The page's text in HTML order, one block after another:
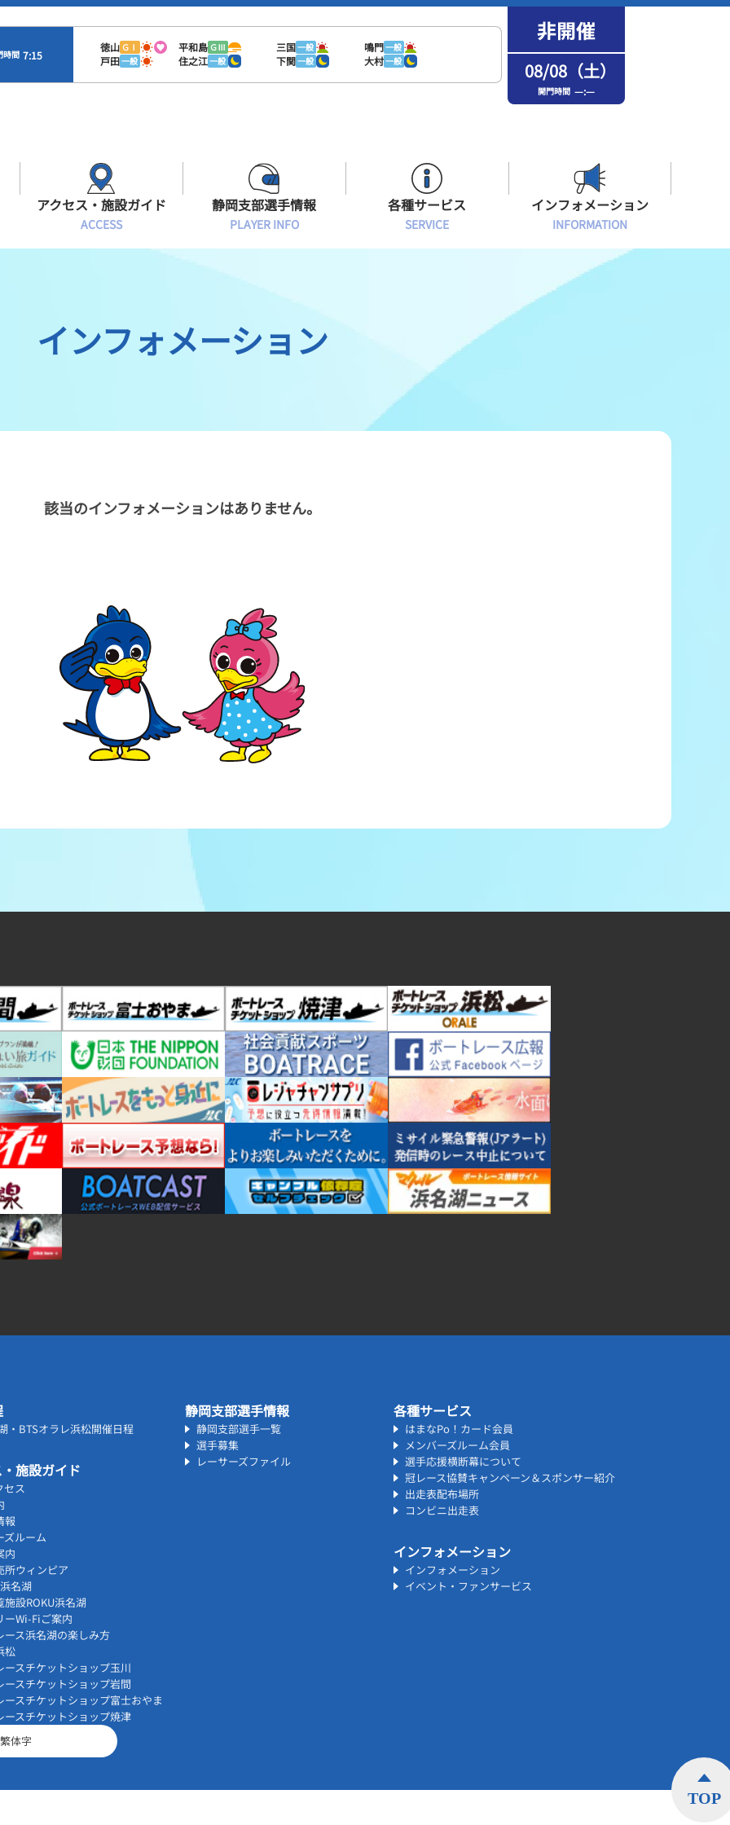
時間 7:15
徳山 ＧⅠ 平和島 ＧⅢ 三国一般 鳴門一般
戸田一般 住之江一般 下関一般 大村一般 08/08（土）
開門時間 —:—
出目データ
水面特性・進入コース別情報
アクセス・施設ガイド
ACCESS
有料席情報
Mooovi浜名湖
場内フリーWi-Fiご案内
ボートレース浜名湖の楽しみ方
オラレ浜松
静岡支部選手情報
PLAYER INFO
選手募集
レーサーズファイル
各種サービス
SERVICE
メンバーズルーム会員
選手応援横断幕について
冠レース協賛キャンペーン
インフォメーション
INFORMATION
インフォメーション
インフォメーション
該当のインフォメーションはありません。
・BTSオラレ浜松開催日程
施設ガイド
セス
報
ズルーム
内
所ウィンピア
名湖
施設ROKU浜名湖
ーWi-Fiご案内
ース浜名湖の楽しみ方
松
ースチケットショップ玉川
ースチケットショップ岩間
ースチケットショップ富士おやま
ースチケットショップ焼津
静岡支部選手情報
静岡支部選手一覧
選手募集
レーサーズファイル
各種サービス
はまなPo！カード会員
メンバーズルーム会員
選手応援横断幕について
冠レース協賛キャンペーン＆スポンサー紹介
出走表配布場所
コンビニ出走表
インフォメーション
インフォメーション
イベント・ファンサービス
体字